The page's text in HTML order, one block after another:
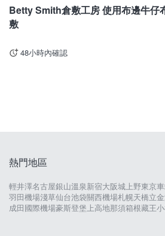
Betty Smith倉敷工房 使用布邊牛仔
敷
48小時內確認
熱門地區
輕井澤名古屋銀山溫泉新宿大阪城 上野東京
羽田機場淺草仙台池袋關西機場札幌天橋立
成田國際機場豪斯登堡 上高地那須箱根藏王